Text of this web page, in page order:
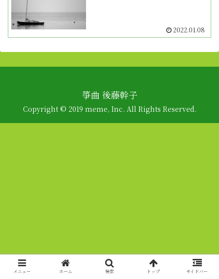
2022.01.08
箏曲 後藤幹子
Copyright © 2019 meme, Inc. All Rights Reserved.
メニュー ホーム 検索 トップ サイドバー